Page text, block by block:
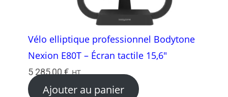
Vélo elliptique professionnel Bodytone
Nexion E80T – Écran tactile 15,6″
5 285,00€ HT
Ajouter au panier